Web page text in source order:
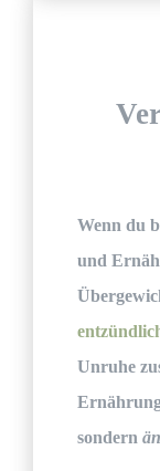
Wenn du
und
Unruhe
sondern